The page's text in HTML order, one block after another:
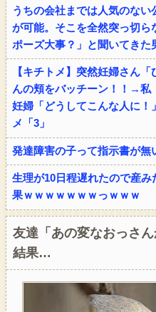
うちの会社までは人気のな
が可能。そこを全然突っ切ら
ポーズ大事？」と聞いてき
【キチトメ】突然妊婦さん
んの頬をバッチーン！！→私
妊婦「どうしてこんな人に
メ「3」
発達障害の子って指示書が無
生理が10日程遅れたので産
果ｗｗｗｗｗｗｗっｗｗｗ
友達「あの変なおっさ
結果…